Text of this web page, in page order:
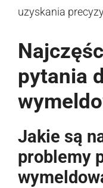
uzyskania
pytania
Jakie są
problemy